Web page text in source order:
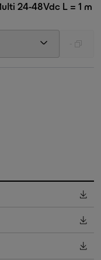
24-48Vdc L = 1 m